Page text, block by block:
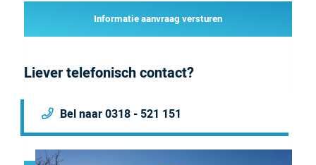
Informatie aanvraag versturen
Liever telefonisch contact?
Bel naar 0318 - 521 151